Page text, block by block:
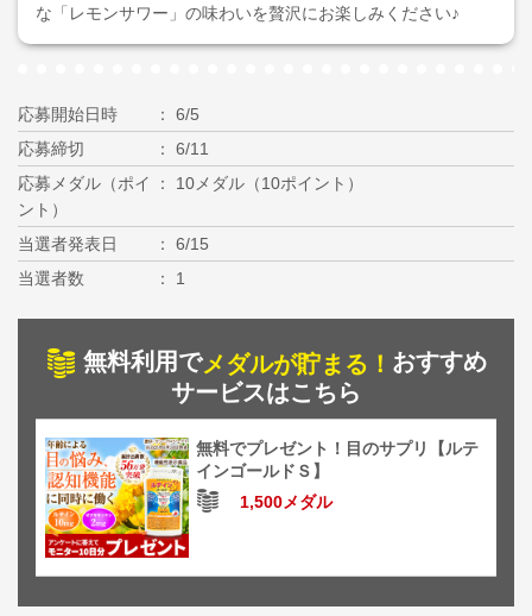
な「レモンサワー」の味わいを贅沢にお楽しみください♪
応募開始日時
6/5
応募締切
6/11
応募メダル（ポイ
ント）
10メダル（10ポイント）
当選者発表日
6/15
当選者数
1
無料利用でメダルが貯まる！ おすすめ
サービスはこちら
無料でプレゼント！目のサプリ【ルテ
インゴールドＳ】
1,500メダル